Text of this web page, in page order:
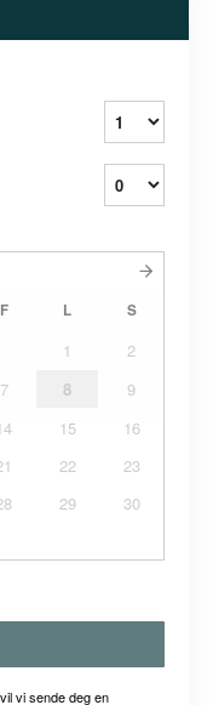
F L S
1
2
7 8
9
15
16
22
23
29
30
vi sende deg en